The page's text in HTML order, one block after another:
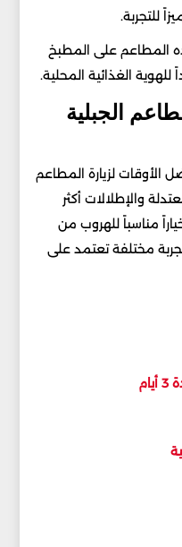
للتجربة.
المطاعم على المطبخ
للهوية الغذائية المحلية.
الجبلية
الأوقات لزيارة المطاعم
والإطلالات أكثر
مناسباً للهروب من
تجربة مختلفة تعتمد على